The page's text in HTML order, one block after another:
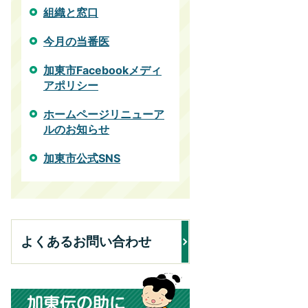
組織と窓口
今月の当番医
加東市Facebookメディ
アポリシー
ホームページリニューア
ルのお知らせ
加東市公式SNS
よくあるお問い合わせ